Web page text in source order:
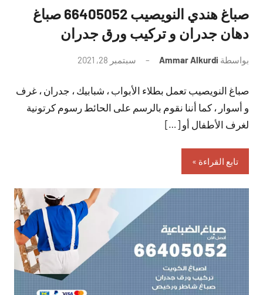
صباغ هندي النويصيب 66405052 صباغ
دهان جدران و تركيب ورق جدران
بواسطة Ammar Alkurdi سبتمبر 28, 2021
تعليقات
صباغ النويصيب تعمل بطلاء الأبواب ، شبابيك ، جدران ، غرف
و أسوار ، كما أننا نقوم بالرسم على الحائط رسوم كرتونية
لغرف الأطفال أو […]
تابع القراءة